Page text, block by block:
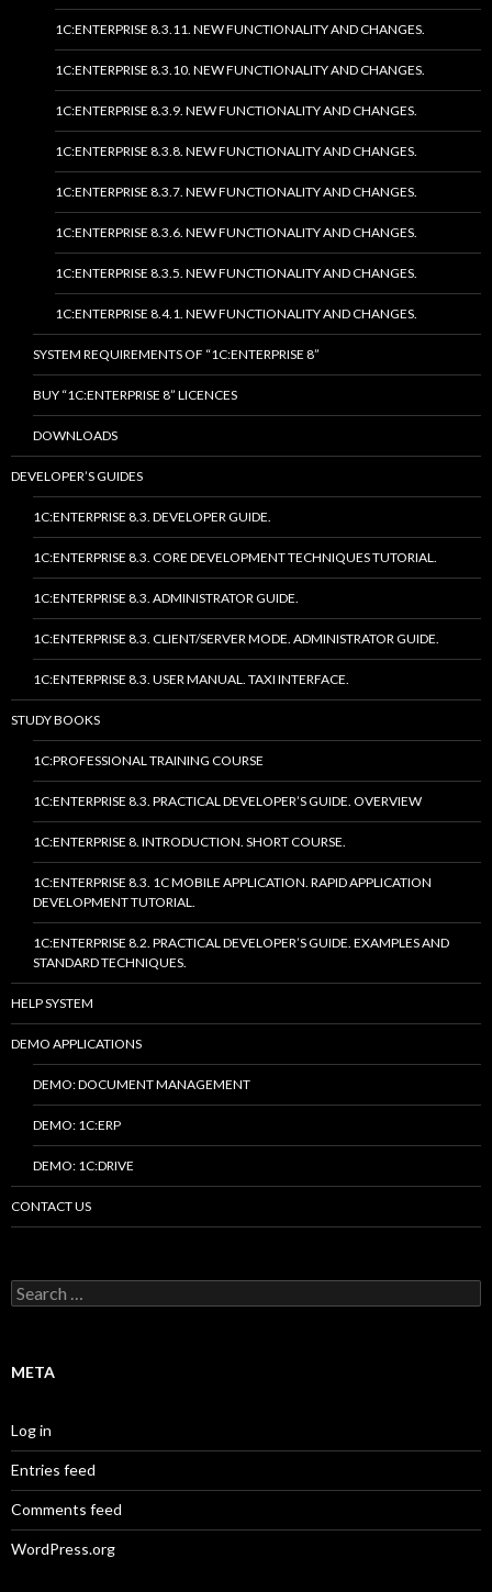
1C:ENTERPRISE 8.3.11. NEW FUNCTIONALITY AND CHANGES.
1C:ENTERPRISE 8.3.10. NEW FUNCTIONALITY AND CHANGES.
1C:ENTERPRISE 8.3.9. NEW FUNCTIONALITY AND CHANGES.
1C:ENTERPRISE 8.3.8. NEW FUNCTIONALITY AND CHANGES.
1C:ENTERPRISE 8.3.7. NEW FUNCTIONALITY AND CHANGES.
1C:ENTERPRISE 8.3.6. NEW FUNCTIONALITY AND CHANGES.
1C:ENTERPRISE 8.3.5. NEW FUNCTIONALITY AND CHANGES.
1C:ENTERPRISE 8.4.1. NEW FUNCTIONALITY AND CHANGES.
SYSTEM REQUIREMENTS OF “1C:ENTERPRISE 8”
BUY “1C:ENTERPRISE 8” LICENCES
DOWNLOADS
DEVELOPER’S GUIDES
1C:ENTERPRISE 8.3. DEVELOPER GUIDE.
1C:ENTERPRISE 8.3. CORE DEVELOPMENT TECHNIQUES TUTORIAL.
1C:ENTERPRISE 8.3. ADMINISTRATOR GUIDE.
1C:ENTERPRISE 8.3. CLIENT/SERVER MODE. ADMINISTRATOR GUIDE.
1C:ENTERPRISE 8.3. USER MANUAL. TAXI INTERFACE.
STUDY BOOKS
1C:PROFESSIONAL TRAINING COURSE
1C:ENTERPRISE 8.3. PRACTICAL DEVELOPER’S GUIDE. OVERVIEW
1C:ENTERPRISE 8. INTRODUCTION. SHORT COURSE.
1C:ENTERPRISE 8.3. 1C MOBILE APPLICATION. RAPID APPLICATION
DEVELOPMENT TUTORIAL.
1C:ENTERPRISE 8.2. PRACTICAL DEVELOPER’S GUIDE. EXAMPLES AND
STANDARD TECHNIQUES.
HELP SYSTEM
DEMO APPLICATIONS
DEMO: DOCUMENT MANAGEMENT
DEMO: 1C:ERP
DEMO: 1C:DRIVE
CONTACT US
Search
for:
META
Log in
Entries feed
Comments feed
WordPress.org